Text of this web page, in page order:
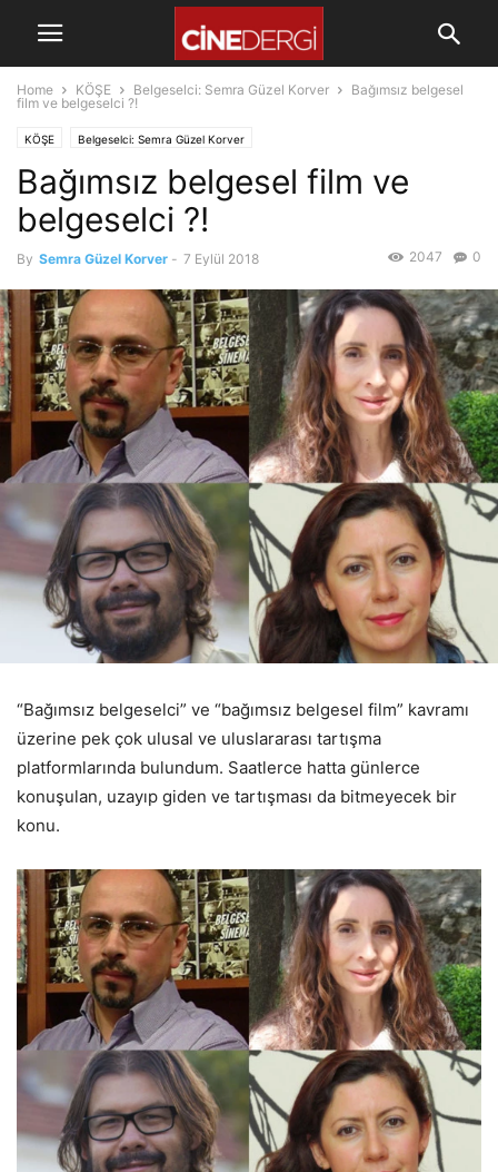
Home KÖŞE Belgeselci: Semra Güzel Korver
Bağımsız belgesel
film ve belgeselci ?!
KÖŞE Belgeselci: Semra Güzel Korver
Bağımsız belgesel film ve
belgeselci ?!
By Semra Güzel Korver - 7 Eylül 2018 0
2047
“Bağımsız belgeselci” ve “bağımsız belgesel film” kavramı
üzerine pek çok ulusal ve uluslararası tartışma
platformlarında bulundum. Saatlerce hatta günlerce
konuşulan, uzayıp giden ve tartışması da bitmeyecek bir
konu.